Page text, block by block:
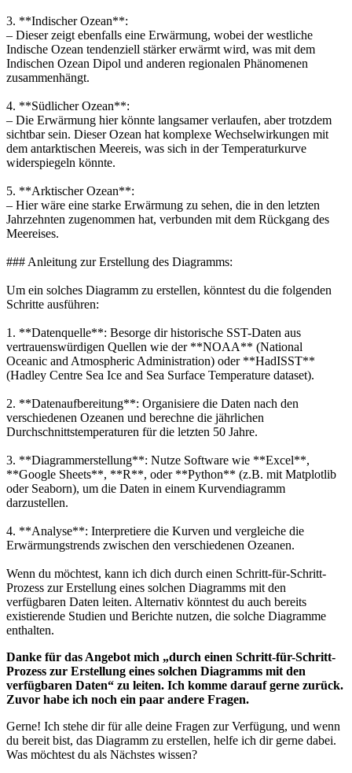
3. **Indischer Ozean**:
– Dieser zeigt ebenfalls eine Erwärmung, wobei der westliche
Indische Ozean tendenziell stärker erwärmt wird, was mit dem
Indischen Ozean Dipol und anderen regionalen Phänomenen
zusammenhängt.
4. **Südlicher Ozean**:
– Die Erwärmung hier könnte langsamer verlaufen, aber trotzdem
sichtbar sein. Dieser Ozean hat komplexe Wechselwirkungen mit
dem antarktischen Meereis, was sich in der Temperaturkurve
widerspiegeln könnte.
5. **Arktischer Ozean**:
– Hier wäre eine starke Erwärmung zu sehen, die in den letzten
Jahrzehnten zugenommen hat, verbunden mit dem Rückgang des
Meereises.
### Anleitung zur Erstellung des Diagramms:
Um ein solches Diagramm zu erstellen, könntest du die folgenden
Schritte ausführen:
1. **Datenquelle**: Besorge dir historische SST-Daten aus
vertrauenswürdigen Quellen wie der **NOAA** (National
Oceanic and Atmospheric Administration) oder **HadISST**
(Hadley Centre Sea Ice and Sea Surface Temperature dataset).
2. **Datenaufbereitung**: Organisiere die Daten nach den
verschiedenen Ozeanen und berechne die jährlichen
Durchschnittstemperaturen für die letzten 50 Jahre.
3. **Diagrammerstellung**: Nutze Software wie **Excel**,
**Google Sheets**, **R**, oder **Python** (z.B. mit Matplotlib
oder Seaborn), um die Daten in einem Kurvendiagramm
darzustellen.
4. **Analyse**: Interpretiere die Kurven und vergleiche die
Erwärmungstrends zwischen den verschiedenen Ozeanen.
Wenn du möchtest, kann ich dich durch einen Schritt-für-Schritt-
Prozess zur Erstellung eines solchen Diagramms mit den
verfügbaren Daten leiten. Alternativ könntest du auch bereits
existierende Studien und Berichte nutzen, die solche Diagramme
enthalten.
Danke für das Angebot mich „durch einen Schritt-für-Schritt-
Prozess zur Erstellung eines solchen Diagramms mit den
verfügbaren Daten“ zu leiten. Ich komme darauf gerne zurück.
Zuvor habe ich noch ein paar andere Fragen.
Gerne! Ich stehe dir für alle deine Fragen zur Verfügung, und wenn
du bereit bist, das Diagramm zu erstellen, helfe ich dir gerne dabei.
Was möchtest du als Nächstes wissen?